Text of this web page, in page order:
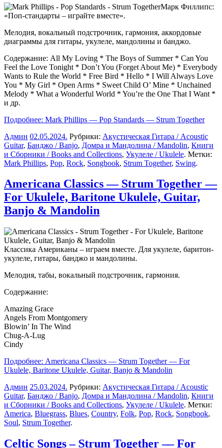
Марк Филлипс:
«Поп-стандарты – играйте вместе».
Мелодия, вокальный подстрочник, гармония, аккордовые
диаграммы для гитары, укулеле, мандолины и банджо.
Содержание: All My Loving * The Boys of Summer * Can You
Feel the Love Tonight * Don’t You (Forget About Me) * Everybody
Wants to Rule the World * Free Bird * Hello * I Will Always Love
You * My Girl * Open Arms * Sweet Child O’ Mine * Unchained
Melody * What a Wonderful World * You’re the One That I Want *
и др.
Подробнее: Mark Phillips — Pop Standards — Strum Together
Админ 02.05.2024. Рубрики: Акустическая Гитара / Acoustic
Guitar, Банджо / Banjo, Домра и Мандолина / Mandolin, Книги
и Сборники / Books and Collections, Укулеле / Ukulele. Метки:
Mark Phillips, Pop, Rock, Songbook, Strum Together, Swing.
Americana Classics — Strum Together —
For Ukulele, Baritone Ukulele, Guitar,
Banjo & Mandolin
Классика Американы – играем вместе. Для укулеле, баритон-
укулеле, гитары, банджо и мандолины.
Мелодия, табы, вокальный подстрочник, гармония.
Содержание:
Amazing Grace
Angels From Montgomery
Blowin’ In The Wind
Chug-A-Lug
Cindy
Подробнее: Americana Classics — Strum Together — For
Ukulele, Baritone Ukulele, Guitar, Banjo & Mandolin
Админ 25.03.2024. Рубрики: Акустическая Гитара / Acoustic
Guitar, Банджо / Banjo, Домра и Мандолина / Mandolin, Книги
и Сборники / Books and Collections, Укулеле / Ukulele. Метки:
America, Bluegrass, Blues, Country, Folk, Pop, Rock, Songbook,
Soul, Strum Together.
Celtic Songs – Strum Together — For